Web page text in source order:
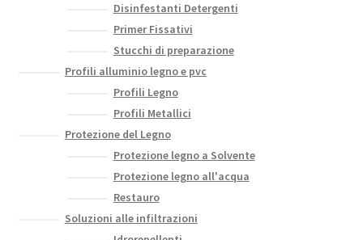
Disinfestanti Detergenti
Primer Fissativi
Stucchi di preparazione
Profili alluminio legno e pvc
Profili Legno
Profili Metallici
Protezione del Legno
Protezione legno a Solvente
Protezione legno all'acqua
Restauro
Soluzioni alle infiltrazioni